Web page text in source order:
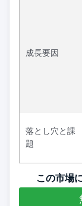
成長要因
落とし穴と課
題
この市場